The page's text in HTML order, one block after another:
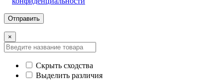
×
Скрыть сходства
Выделить различия